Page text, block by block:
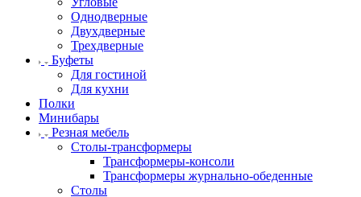
Однодверные
Двухдверные
Трехдверные
Буфеты
Для гостиной
Для кухни
Полки
Минибары
Резная мебель
Столы-трансформеры
Трансформеры-консоли
Трансформеры журнально-обеденные
Столы